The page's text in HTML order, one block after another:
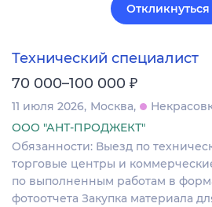
Откликнуться
Технический специалист
70 000–100 000 ₽
11 июля 2026 Москва
ООО "АНТ-ПРОДЖЕКТ"
Обязанности: Выезд по
торговые центры и
по выполненным работам в
фотоотчета Закупка материала